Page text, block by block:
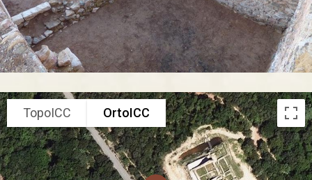
TopoICC OrtoICC